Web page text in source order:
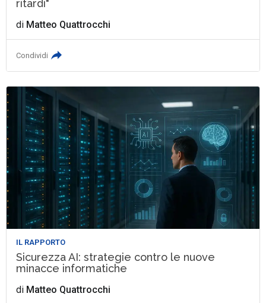
ritardi"
di Matteo Quattrocchi
Condividi
IL RAPPORTO
Sicurezza AI: strategie contro le nuove
minacce informatiche
di Matteo Quattrocchi